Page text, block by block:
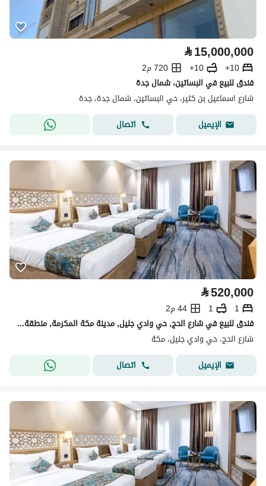
⃁15,000,000
10+
10+
720 م2
فندق للبيع في البساتين، شمال جدة
شارع اسماعيل بن كثير، حي البساتين، شمال جدة، جدة
الإيميل
اتصال
⃁520,000
1
1
44 م2
فندق للبيع في شارع الحج, حي وادي جليل, مدينة مكة المكرمة, منطقة مكة المكرمة
شارع الحج، حي وادي جليل، مكة
الإيميل
اتصال